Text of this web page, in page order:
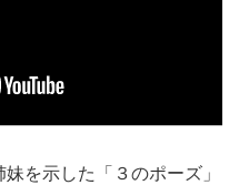
を示した「３のポーズ」